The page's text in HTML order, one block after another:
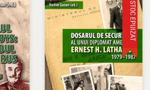
STOC EPUIZAT